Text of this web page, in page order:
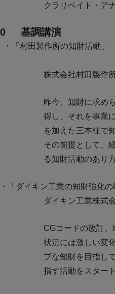
クラリベイト・ア
基調講演
・「村田製作所の知財活動」
株式会社村田製作
昨今、知財に求め
得し、それを事業
を加えた三本柱で
その前提として、
る知財活動のあり
「ダイキン工業の知財強化の
ダイキン工業株
CGコードの改訂
状況には激しい変
ブな知財を目指し
指す活動をスター